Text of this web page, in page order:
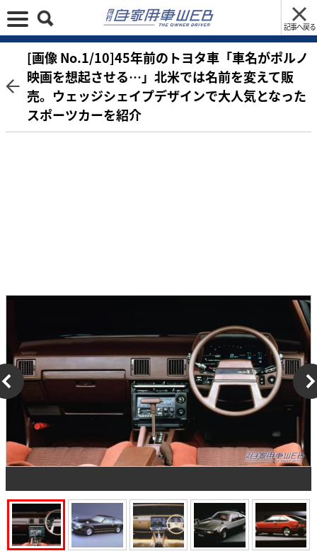
記事へ戻る
[画像 No.1/10]45年前のトヨタ車「車名がポルノ
映画を想起させる…」北米では名前を変えて販
売。ウェッジシェイプデザインで大人気となった
スポーツカーを紹介